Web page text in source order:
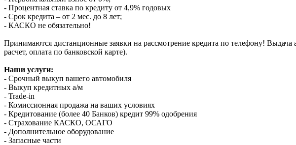
- Процентная ставка по кредиту от 4,9% годовых
- Срок кредита – от 2 мес. до 8 лет;
- КАСКО не обязательно!
Принимаются дистанционные заявки на рассмотрение кредита по телефону!
расчет, оплата по банковской карте).
Наши услуги:
- Срочный выкуп вашего автомобиля
- Выкуп кредитных а/м
- Trade-in
- Комиссионная продажа на ваших условиях
- Кредитование (более 40 Банков) кредит 99% одобрения
- Страхование КАСКО, ОСАГО
- Дополнительное оборудование
- Запасные части